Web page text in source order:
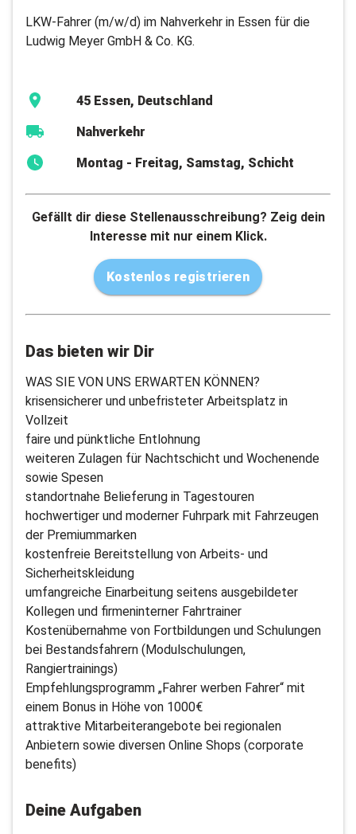
LKW-Fahrer (m/w/d) im Nahverkehr in Essen für die
Ludwig Meyer GmbH & Co. KG.
45 Essen, Deutschland
Nahverkehr
Montag - Freitag, Samstag, Schicht
Gefällt dir diese Stellenausschreibung? Zeig dein
Interesse mit nur einem Klick.
Kostenlos registrieren
Das bieten wir Dir
WAS SIE VON UNS ERWARTEN KÖNNEN?
krisensicherer und unbefristeter Arbeitsplatz in
Vollzeit
faire und pünktliche Entlohnung
weiteren Zulagen für Nachtschicht und Wochenende
sowie Spesen
standortnahe Belieferung in Tagestouren
hochwertiger und moderner Fuhrpark mit Fahrzeugen
der Premiummarken
kostenfreie Bereitstellung von Arbeits- und
Sicherheitskleidung
umfangreiche Einarbeitung seitens ausgebildeter
Kollegen und firmeninterner Fahrtrainer
Kostenübernahme von Fortbildungen und Schulungen
bei Bestandsfahrern (Modulschulungen,
Rangiertrainings)
Empfehlungsprogramm „Fahrer werben Fahrer“ mit
einem Bonus in Höhe von 1000€
attraktive Mitarbeiterangebote bei regionalen
Anbietern sowie diversen Online Shops (corporate
benefits)
Deine Aufgaben